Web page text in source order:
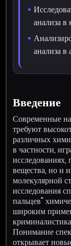
анализа
анализа в
Введение
Современные
требуют
различных
в частности,
исследованиях,
вещества, но и
молекулярной
исследования
пальцев"
широким
Понимание
открывает